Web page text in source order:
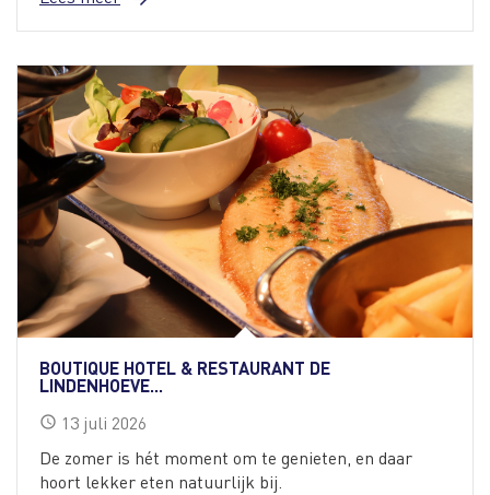
BOUTIQUE HOTEL & RESTAURANT DE
LINDENHOEVE...
schedule 13 juli 2026
De zomer is hét moment om te genieten, en daar
hoort lekker eten natuurlijk bij.